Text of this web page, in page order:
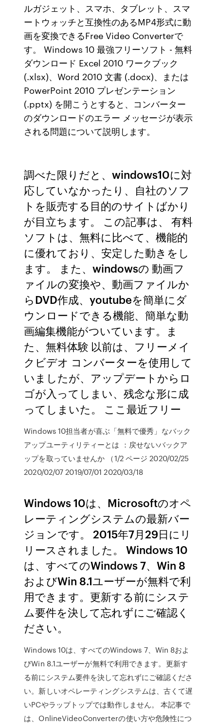
ルガジェット、スマホ、タブレット、スマ
ートウォッチと互換性のあるMP4形式に動
画を変換できるFree Video Converterで
す。 Windows 10 最強フリーソフト - 無料
ダウンロード Excel 2010 ワークブック
(.xlsx)、Word 2010 文書 (.docx)、または
PowerPoint 2010 プレゼンテーション
(.pptx) を開こうとすると、コンバーター
のダウンロードのエラー メッセージが表示
される問題について説明します。
調べた限りだと、windows10に対
応していなかったり、自社のソフ
トを販売する目的のサイトばかり
が目立ちます。 この記事は、 有料
ソフトは、無料に比べて、機能的
に優れており、安定した動きをし
ます。 また、windowsの 動画フ
ァイルの変換や、動画ファイルか
らDVD作成、youtubeを簡単にダ
ウンロードできる機能、簡単な動
画編集機能がついています。ま
た、無料体験 以前は、フリーメイ
クビデオ コンバーターを使用して
いましたが、アップデートからロ
ゴが入ってしまい、残念な形に成
ってしまいた。 ここ最近フリー
Windows 10担当者が喜ぶ「無料で優秀」なバック
アップユーティリティーとは ：戻せないバックア
ップを取っていませんか （1/2 ページ 2020/02/25
2020/02/07 2019/07/01 2020/03/18
Windows 10は、Microsoftのオペ
レーティングシステムの最新バー
ジョンです。 2015年7月29日にリ
リースされました。 Windows 10
は、すべてのWindows 7、Win 8
およびWin 8.1ユーザーが無料で利
用できます。更新する前にシステ
ム要件を決して忘れずにご確認く
ださい。
Windows 10は、すべてのWindows 7、Win 8およ
びWin 8.1ユーザーが無料で利用できます。更新す
る前にシステム要件を決して忘れずにご確認くださ
い。新しいオペレーティングシステムは、古くて遅
いPCやラップトップでは動作しません。 本記事で
は、OnlineVideoConverterの使い方や危険性につ